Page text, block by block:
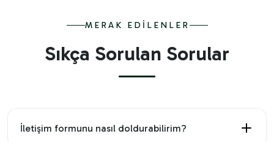
MERAK EDILENLER
Sıkça Sorulan Sorular
İletişim formunu nasıl doldurabilirim?